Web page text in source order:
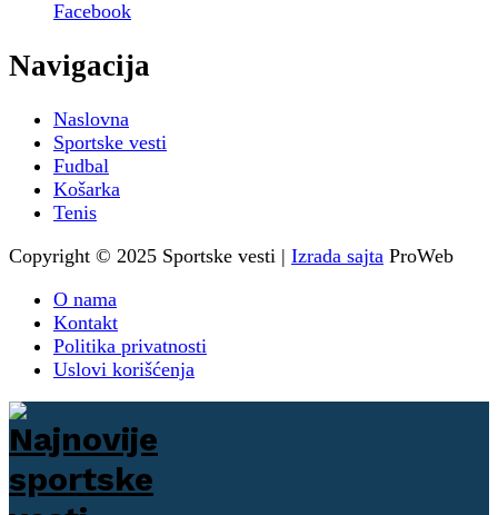
Facebook
Navigacija
Naslovna
Sportske vesti
Fudbal
Košarka
Tenis
Copyright © 2025 Sportske vesti | Izrada sajta ProWeb
O nama
Kontakt
Politika privatnosti
Uslovi korišćenja